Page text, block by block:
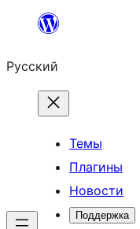
Перейти
содержимому
Русский
Темы
Плагины
Новости
Поддержка